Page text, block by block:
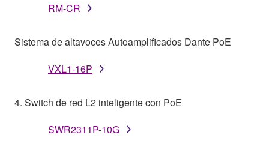
RM-CR
Sistema de altavoces Autoamplificados Dante PoE
VXL1-16P
4. Switch de red L2 inteligente con PoE
SWR2311P-10G